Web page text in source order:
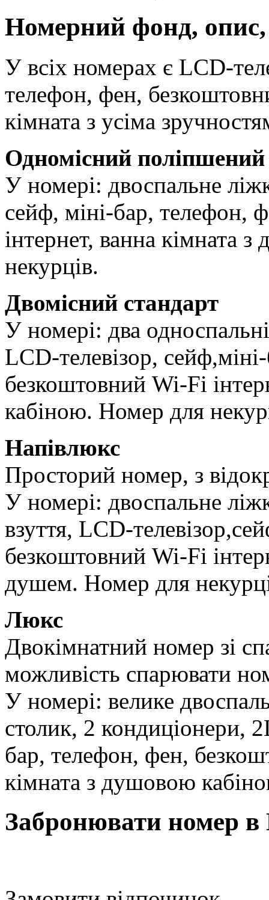
Номерний фонд,
У всіх номерах є LCD-
телефон, фен,
кімната з усіма
Одномісний поліпшений
У номері: двоспальне
сейф, міні-бар, телефон,
інтернет, ванна кімната
некурців.
Двомісний стандарт
У номері: два
LCD-телевізор,
безкоштовний Wi-Fi
кабіною. Номер для
Напівлюкс
Просторий номер, з
У номері: двоспальне
взуття, LCD-
безкоштовний Wi-Fi
душем. Номер для
Люкс
Двокімнатний номер зі
можливість спарювати
У номері: велике
столик, 2 кондиціонери,
бар, телефон, фен,
кімната з душовою
Забронювати номер в